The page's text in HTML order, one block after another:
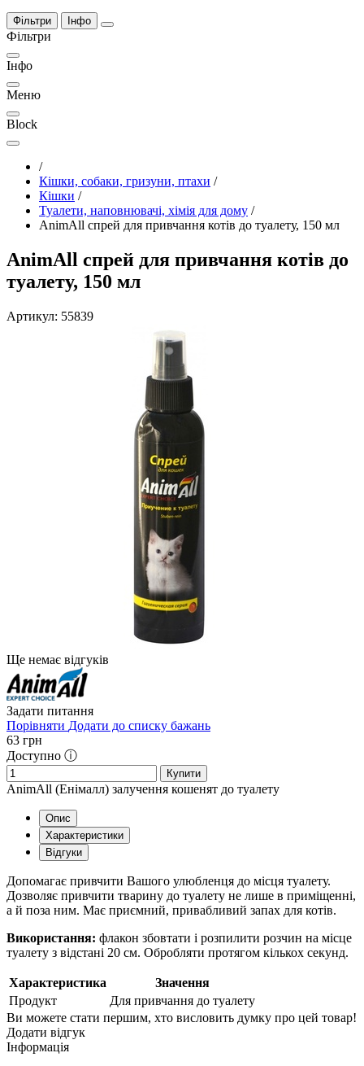
Фільтри Інфо
Фільтри
Інфо
Меню
Block
/
Кішки, собаки, гризуни, птахи /
Кішки /
Туалети, наповнювачі, хімія для дому /
AnimAll спрей для привчання котів до туалету, 150 мл
AnimAll спрей для привчання котів до
туалету, 150 мл
Артикул: 55839
Ще немає відгуків
Задати питання
Порівняти Додати до списку бажань
63 грн
Доступно ⓘ
Купити
AnimAll (Енімалл) залучення кошенят до туалету
Опис
Характеристики
Відгуки
Допомагає привчити Вашого улюбленця до місця туалету.
Дозволяє привчити тварину до туалету не лише в приміщенні,
а й поза ним. Має приємний, привабливий запах для котів.
Використання: флакон збовтати і розпилити розчин на місце
туалету з відстані 20 см. Обробляти протягом кількох секунд.
Характеристика
Значення
Продукт
Для привчання до туалету
Ви можете стати першим, хто висловить думку про цей товар!
Додати відгук
Інформація